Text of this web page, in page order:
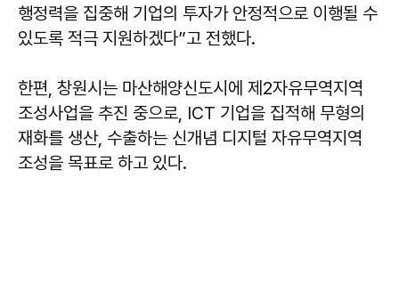
행정력을 집중해 기업의 투자가 안정적으로 이행될 수
있도록 적극 지원하겠다”고 전했다.
한편, 창원시는 마산해양신도시에 제2자유무역지역
조성사업을 추진 중으로, ICT 기업을 집적해 무형의
재화를 생산, 수출하는 신개념 디지털 자유무역지역
조성을 목표로 하고 있다.